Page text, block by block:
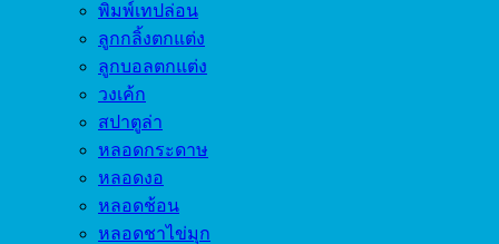
พิมพ์เทปล่อน
ลูกกลิ้งตกแต่ง
ลูกบอลตกแต่ง
วงเค้ก
สปาตูล่า
หลอดกระดาษ
หลอดงอ
หลอดช้อน
หลอดชาไข่มุก